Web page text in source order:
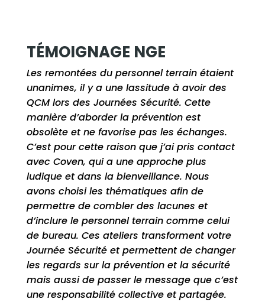
TÉMOIGNAGE NGE
Les remontées du personnel terrain étaient
unanimes, il y a une lassitude à avoir des
QCM lors des Journées Sécurité. Cette
manière d’aborder la prévention est
obsolète et ne favorise pas les échanges.
C’est pour cette raison que j’ai pris contact
avec Coven, qui a une approche plus
ludique et dans la bienveillance. Nous
avons choisi les thématiques afin de
permettre de combler des lacunes et
d’inclure le personnel terrain comme celui
de bureau. Ces ateliers transforment votre
Journée Sécurité et permettent de changer
les regards sur la prévention et la sécurité
mais aussi de passer le message que c’est
une responsabilité collective et partagée.